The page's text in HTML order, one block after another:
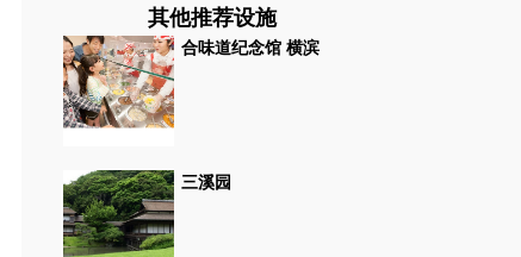
其他推荐设施
合味道纪念馆 横滨
三溪园